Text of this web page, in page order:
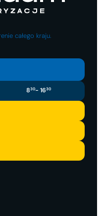
całego kraju.
830- 1630